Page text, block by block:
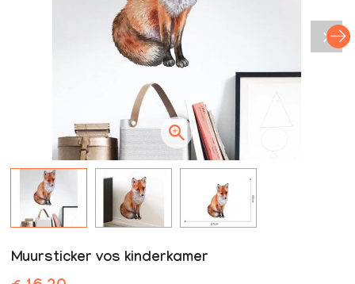
Muursticker vos kinderkamer